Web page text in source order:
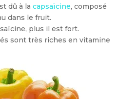
dû à la capsaïcine, composé
dans le fruit.
plus il est fort.
sont très riches en vitamine